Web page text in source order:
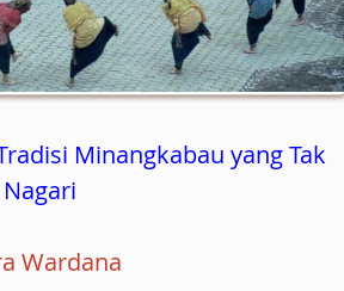
Minangkabau yang Tak
Wardana